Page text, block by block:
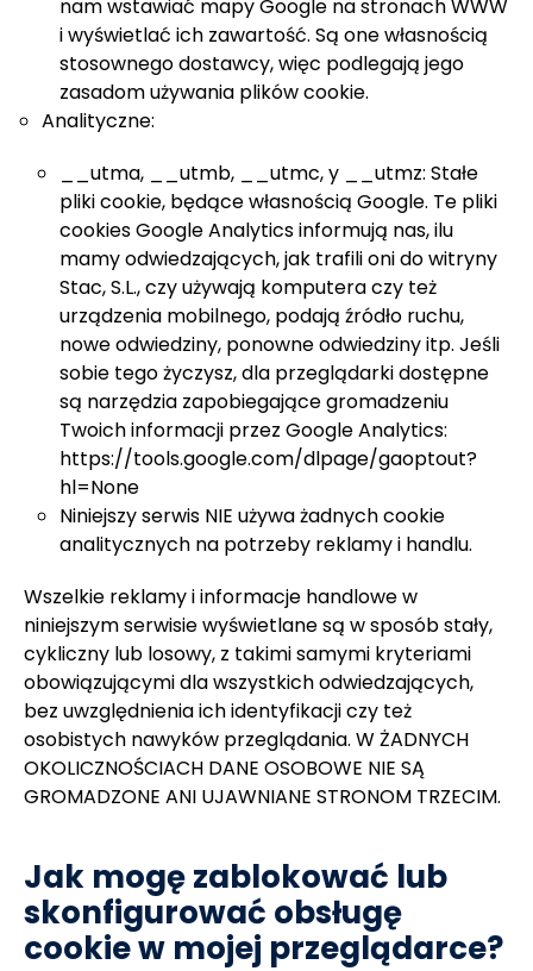
nam wstawiać mapy Google na stronach WWW
i wyświetlać ich zawartość. Są one własnością
stosownego dostawcy, więc podlegają jego
zasadom używania plików cookie.
Analityczne:
__utma, __utmb, __utmc, y __utmz: Stałe
pliki cookie, będące własnością Google. Te pliki
cookies Google Analytics informują nas, ilu
mamy odwiedzających, jak trafili oni do witryny
Stac, S.L., czy używają komputera czy też
urządzenia mobilnego, podają źródło ruchu,
nowe odwiedziny, ponowne odwiedziny itp. Jeśli
sobie tego życzysz, dla przeglądarki dostępne
są narzędzia zapobiegające gromadzeniu
Twoich informacji przez Google Analytics:
https://tools.google.com/dlpage/gaoptout?
hl=None
Niniejszy serwis NIE używa żadnych cookie
analitycznych na potrzeby reklamy i handlu.
Wszelkie reklamy i informacje handlowe w
niniejszym serwisie wyświetlane są w sposób stały,
cykliczny lub losowy, z takimi samymi kryteriami
obowiązującymi dla wszystkich odwiedzających,
bez uwzględnienia ich identyfikacji czy też
osobistych nawyków przeglądania. W ŻADNYCH
OKOLICZNOŚCIACH DANE OSOBOWE NIE SĄ
GROMADZONE ANI UJAWNIANE STRONOM TRZECIM.
Jak mogę zablokować lub
skonfigurować obsługę
cookie w mojej przeglądarce?